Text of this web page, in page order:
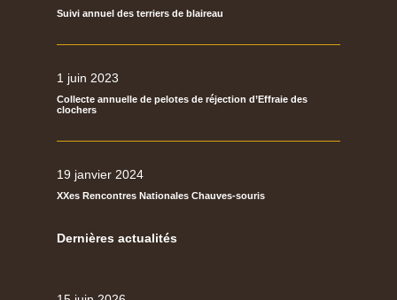
Suivi annuel des terriers de blaireau
1 juin 2023
Collecte annuelle de pelotes de réjection d’Effraie des
clochers
19 janvier 2024
XXes Rencontres Nationales Chauves-souris
Dernières actualités